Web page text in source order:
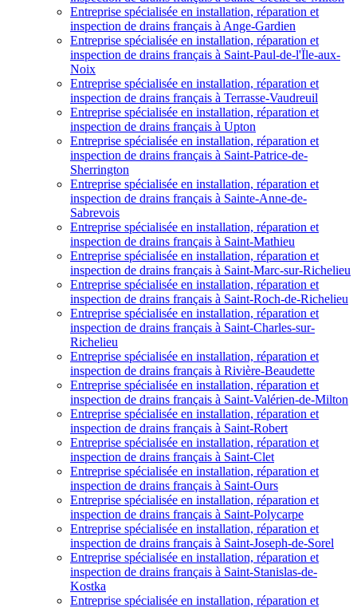
Entreprise spécialisée en installation, réparation et
inspection de drains français à Ange-Gardien
Entreprise spécialisée en installation, réparation et
inspection de drains français à Saint-Paul-de-l'Ïle-aux-
Noix
Entreprise spécialisée en installation, réparation et
inspection de drains français à Terrasse-Vaudreuil
Entreprise spécialisée en installation, réparation et
inspection de drains français à Upton
Entreprise spécialisée en installation, réparation et
inspection de drains français à Saint-Patrice-de-
Sherrington
Entreprise spécialisée en installation, réparation et
inspection de drains français à Sainte-Anne-de-
Sabrevois
Entreprise spécialisée en installation, réparation et
inspection de drains français à Saint-Mathieu
Entreprise spécialisée en installation, réparation et
inspection de drains français à Saint-Marc-sur-Richelieu
Entreprise spécialisée en installation, réparation et
inspection de drains français à Saint-Roch-de-Richelieu
Entreprise spécialisée en installation, réparation et
inspection de drains français à Saint-Charles-sur-
Richelieu
Entreprise spécialisée en installation, réparation et
inspection de drains français à Rivière-Beaudette
Entreprise spécialisée en installation, réparation et
inspection de drains français à Saint-Valérien-de-Milton
Entreprise spécialisée en installation, réparation et
inspection de drains français à Saint-Robert
Entreprise spécialisée en installation, réparation et
inspection de drains français à Saint-Clet
Entreprise spécialisée en installation, réparation et
inspection de drains français à Saint-Ours
Entreprise spécialisée en installation, réparation et
inspection de drains français à Saint-Polycarpe
Entreprise spécialisée en installation, réparation et
inspection de drains français à Saint-Joseph-de-Sorel
Entreprise spécialisée en installation, réparation et
inspection de drains français à Saint-Stanislas-de-
Kostka
Entreprise spécialisée en installation, réparation et